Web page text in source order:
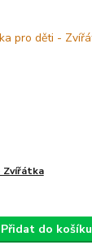
Zvířátka
Přidat do košíku